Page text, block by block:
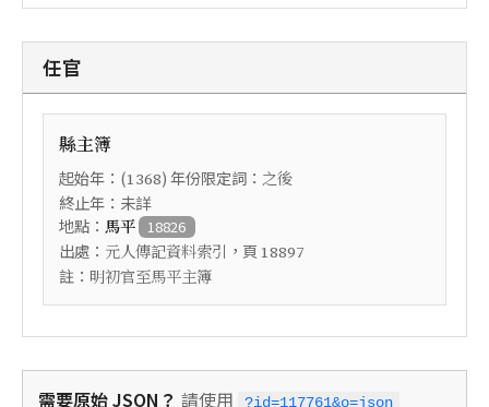
任官
縣主簿
起始年：(1368) 年份限定詞： 之後
終止年：未詳
地點： 馬平 18826
出處： 元人傳記資料索引 ，頁 18897
註： 明初官至馬平主簿
需要原始 JSON？ 請使用 ?id=117761&o=json